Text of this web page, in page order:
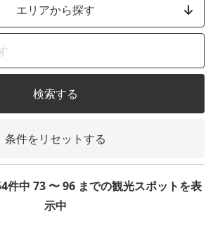
エリアから探す
検索する
条件をリセットする
件中 73 〜 96 までの観光スポットを表
示中